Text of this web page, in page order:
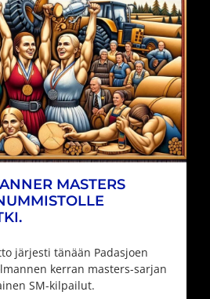
MASTERS
järjesti tänään Padasjoen
kerran masters-sarjan
SM-kilpailut.